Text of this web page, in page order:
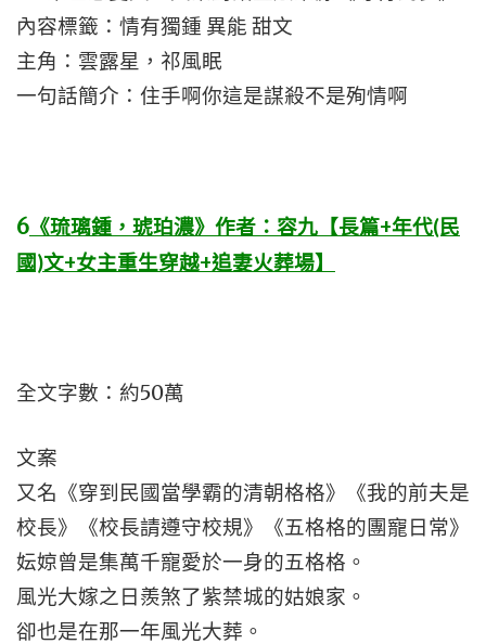
內容標籤：情有獨鍾 異能 甜文
主角：雲露星，祁風眠
一句話簡介：住手啊你這是謀殺不是殉情啊
6 《琉璃鍾，琥珀濃》作者：容九【長篇+年代(民
國)文+女主重生穿越+追妻火葬場】
全文字數：約50萬
文案
又名《穿到民國當學霸的清朝格格》《我的前夫是
校長》《校長請遵守校規》《五格格的團寵日常》
妘婛曾是集萬千寵愛於一身的五格格。
風光大嫁之日羨煞了紫禁城的姑娘家。
卻也是在那一年風光大葬。